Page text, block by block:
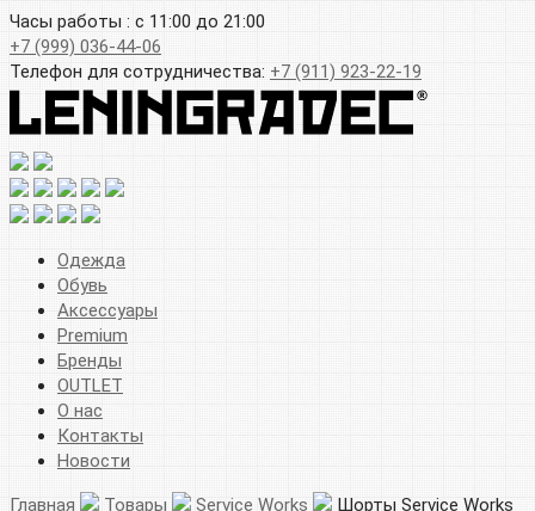
Часы работы : с 11:00 до 21:00
+7 (999) 036-44-06
Телефон для сотрудничества: +7 (911) 923-22-19
Одежда
Обувь
Аксессуары
Premium
Бренды
OUTLET
О нас
Контакты
Новости
Главная Товары Service Works
Шорты Service Works